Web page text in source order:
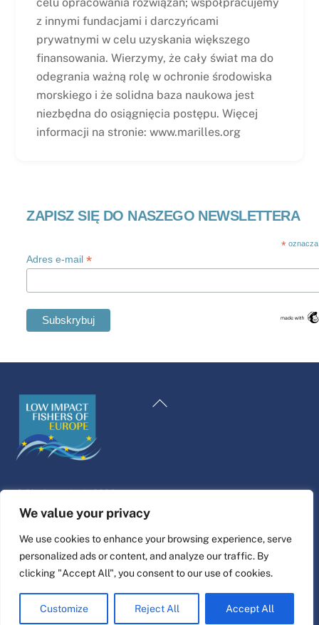
We value your privacy
We use cookies to enhance your browsing experience, serve
personalized ads or content, and analyze our traffic. By
clicking "Accept All", you consent to our use of cookies.
Customize Reject All Accept All
z innymi fundacjami i darczyńcami
prywatnymi w celu uzyskania większego
finansowania. Wierzymy, że cały świat ma do
odegrania ważną rolę w ochronie środowiska
morskiego i że solidna baza naukowa jest
niezbędna do osiągnięcia postępu. Więcej
informacji na stronie: www.marilles.org
ZAPISZ SIĘ DO NASZEGO NEWSLETTERA
*
Adres e-mail*
Powrót
©Platforma życia2026
Projekt i wykonanie strony internetowej przez
Połącz
English
Croatian
Dutch
Swedish